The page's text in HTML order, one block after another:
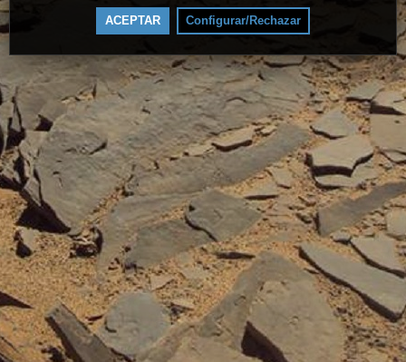
ACEPTAR Configurar/Rechazar